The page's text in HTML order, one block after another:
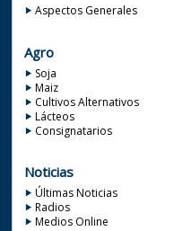
Aspectos Generales
Agro
Soja
Maiz
Cultivos Alternativos
Lácteos
Consignatarios
Noticias
Últimas Noticias
Radios
Medios Online